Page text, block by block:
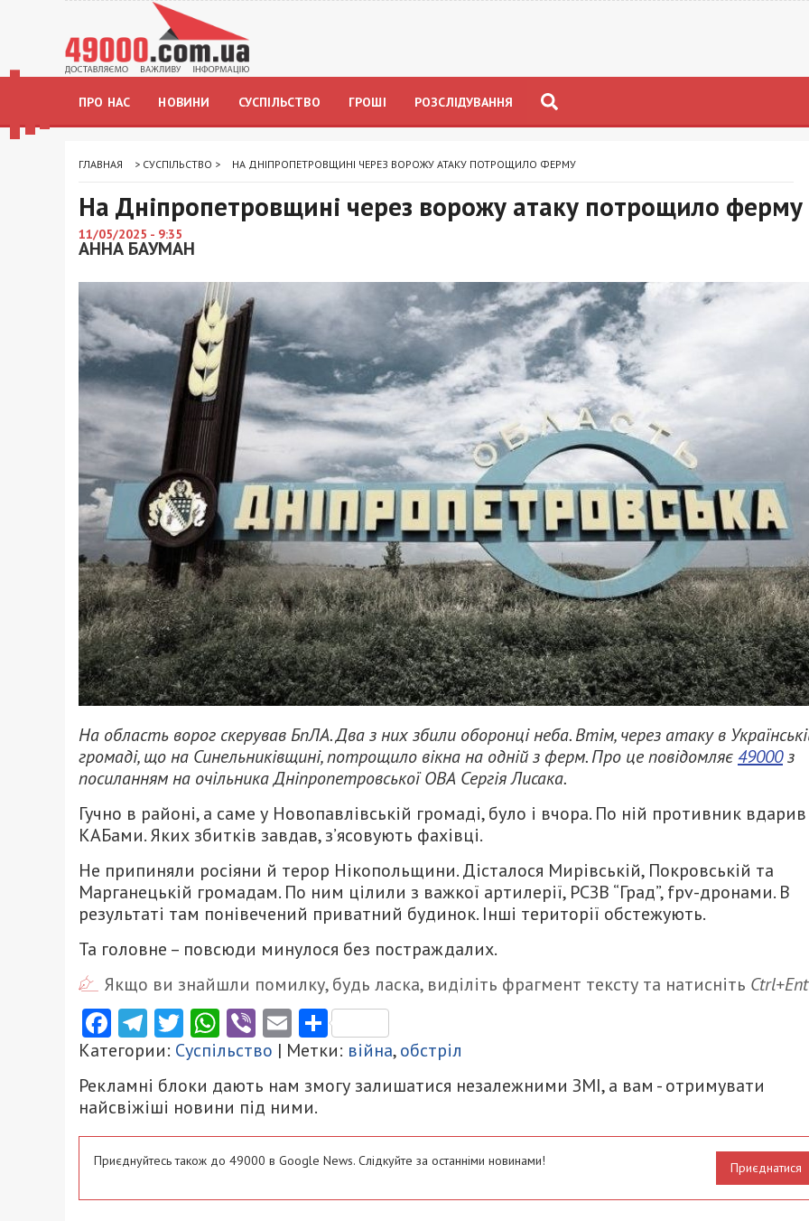
ПРО НАС НОВИНИ СУСПІЛЬСТВО ГРОШІ РОЗСЛІДУВАННЯ
ГЛАВНАЯ > СУСПІЛЬСТВО > НА ДНІПРОПЕТРОВЩИНІ ЧЕРЕЗ ВОРОЖУ АТАКУ ПОТРОЩИЛО ФЕРМУ
На Дніпропетровщині через ворожу атаку потрощило ферму
11/05/2025 - 9:35
АННА БАУМАН
На область ворог скерував БпЛА. Два з них збили оборонці неба. Втім, через атаку в
громаді, що на Синельниківщині, потрощило вікна на одній з ферм. Про це повідомляє49000з
посиланням на очільника Дніпропетровської ОВА Сергія Лисака.
Гучно в районі, а саме у Новопавлівській громаді, було і вчора. По ній противник вдарив
КАБами. Яких збитків завдав, з’ясовують фахівці.
Не припиняли росіяни й терор Нікопольщини. Дісталося Мирівській, Покровській та
Марганецькій громадам. По ним цілили з важкої артилерії, РСЗВ “Град”, fpv-дронами. В
результаті там понівечений приватний будинок. Інші території обстежують.
Та головне – повсюди минулося без постраждалих.
Якщо ви знайшли помилку, будь ласка, виділіть фрагмент тексту та натисніть
Facebook
Telegram
Twitter
WhatsApp
ViberEmailПоділитися
Категории: Суспільство | Метки: війна,обстріл
Рекламні блоки дають нам змогу залишатися незалежними ЗМІ, а вам - отримувати
найсвіжіші новини під ними.
Приєднуйтесь також до 49000 в Google News. Слідкуйте за останніми новинами! Приєднатися